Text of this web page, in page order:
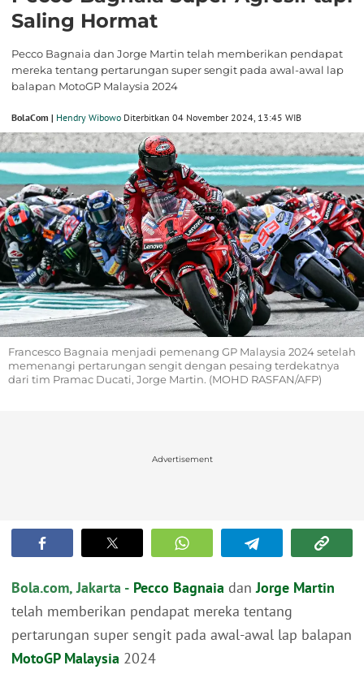
Saling Hormat
Pecco Bagnaia dan Jorge Martin telah memberikan pendapat
mereka tentang pertarungan super sengit pada awal-awal lap
balapan MotoGP Malaysia 2024
BolaCom | Hendry Wibowo Diterbitkan 04 November 2024, 13:45 WIB
Francesco Bagnaia menjadi pemenang GP Malaysia 2024 setelah
memenangi pertarungan sengit dengan pesaing terdekatnya
dari tim Pramac Ducati, Jorge Martin. (MOHD RASFAN/AFP)
Advertisement
Bola.com, Jakarta - Pecco Bagnaia danJorge Martin
telah memberikan pendapat mereka tentang
pertarungan super sengit pada awal-awal lap balapan
MotoGP Malaysia 2024